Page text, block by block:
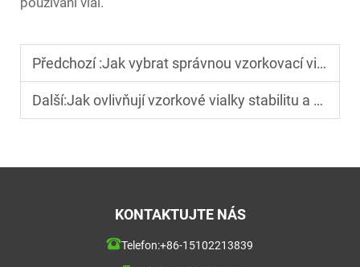
Předchozí :Jak vybrat správnou vzorkovací vialku pro chromatografii?
Další:Jak ovlivňují vzorkové vialky stabilitu a čistotu uchovávaných vzorků?
KONTAKTUJTE NÁS
Telefon:+86-15102213839